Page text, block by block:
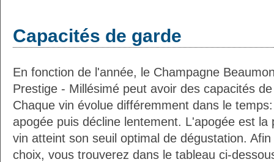
Capacités de garde
En fonction de l'année, le Champagne
Prestige - Millésimé peut avoir des capacités
Chaque vin évolue différemment dans le
apogée puis décline lentement. L'apogée est la
vin atteint son seuil optimal de dégustation.
choix, vous trouverez dans le tableau ci-